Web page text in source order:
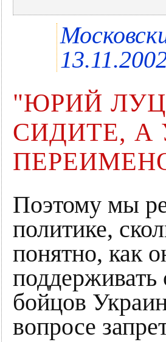
"ЮРИЙ
СИДИТЕ, А
Поэтому мы
политике,
понятно, как
бойцов
вопросе